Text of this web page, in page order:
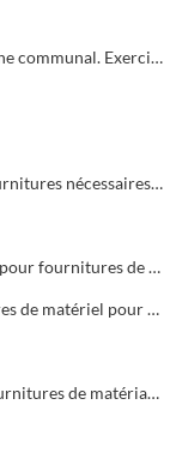
Energie Industrielle. Occupation du domaine communal. Exercice 1938
Traité de gré à gré avec M. Lacroix pour fournitures nécessaires au besoins de la cavalerie municipale
Traité de gré à gré avec M. Granier Gabriel pour fournitures de produits d'entretien
Traité de gré à gré avec M. Toiron fournitures de matériel pour la voirie
Traité de gré à gré avec Brun Louis pour fournitures de matériaux de construction